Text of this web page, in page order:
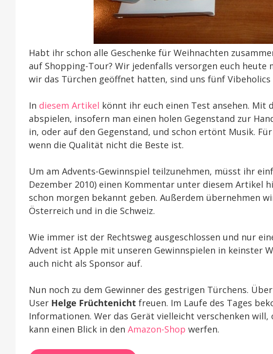
Habt ihr schon alle Geschenke für Weihnachten
auf Shopping-Tour? Wir jedenfalls versorgen euch heute
wir das Türchen geöffnet hatten, sind uns fünf Vibeholics
In diesem Artikel könnt ihr euch einen Test ansehen. Mit
abspielen, insofern man einen holen Gegenstand zur
in, oder auf den Gegenstand, und schon ertönt Musik.
wenn die Qualität nicht die Beste ist.
Um am Advents-Gewinnspiel teilzunehmen, müsst ihr
Dezember 2010) einen Kommentar unter diesem Artikel
schon morgen bekannt geben. Außerdem übernehmen
Österreich und in die Schweiz.
Wie immer ist der Rechtsweg ausgeschlossen und nur
Advent ist Apple mit unseren Gewinnspielen in keinster
auch nicht als Sponsor auf.
Nun noch zu dem Gewinner des gestrigen Türchens.
User Helge Früchtenicht freuen. Im Laufe des Tages
Informationen. Wer das Gerät vielleicht verschenken
kann einen Blick in den Amazon-Shop werfen.